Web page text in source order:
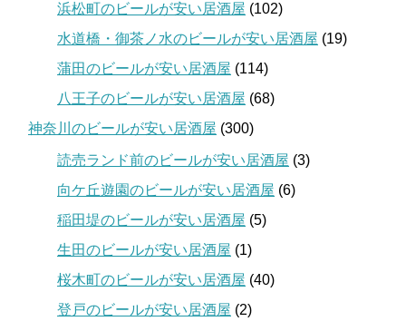
浜松町のビールが安い居酒屋 (102)
水道橋・御茶ノ水のビールが安い居酒屋 (19)
蒲田のビールが安い居酒屋 (114)
八王子のビールが安い居酒屋 (68)
神奈川のビールが安い居酒屋 (300)
読売ランド前のビールが安い居酒屋 (3)
向ケ丘遊園のビールが安い居酒屋 (6)
稲田堤のビールが安い居酒屋 (5)
生田のビールが安い居酒屋 (1)
桜木町のビールが安い居酒屋 (40)
登戸のビールが安い居酒屋 (2)